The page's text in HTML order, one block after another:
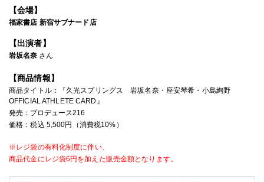
【会場】
福家書店 新宿サブナード店
【出演者】
岩坂名奈 さん
【商品情報】
商品タイトル：
『久光スプリングス 岩坂名奈・座安琴希・小島絢野
OFFICIAL ATHLETE CARD 』
発売： プロデュース216
価格：税込 5,500円（消費税10% ）
※レジ袋の有料化制度に伴い、
商品代金にレジ袋6円を加えた販売金額となります。